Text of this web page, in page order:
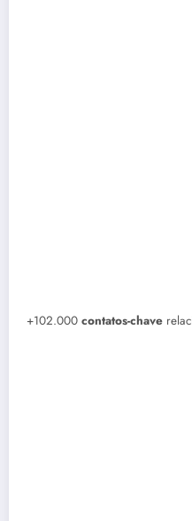
+102.000 contatos-chave